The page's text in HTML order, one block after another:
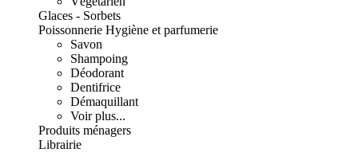
Glaces - Sorbets
Poissonnerie Hygiène et parfumerie
Savon
Shampoing
Déodorant
Dentifrice
Démaquillant
Voir plus...
Produits ménagers
Librairie